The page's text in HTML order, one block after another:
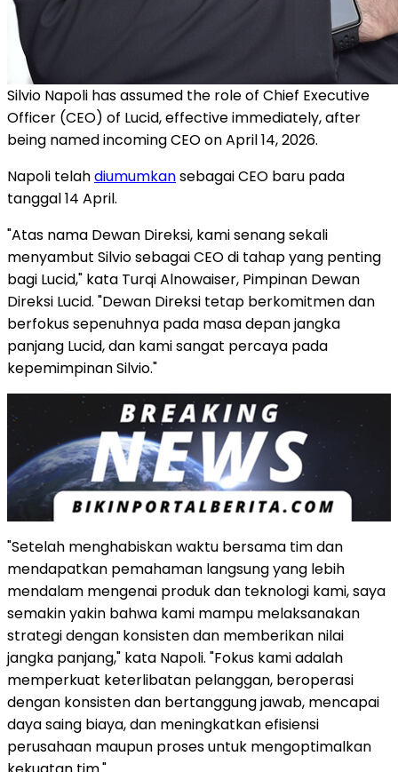
Silvio Napoli has assumed the role of Chief Executive
Officer (CEO) of Lucid, effective immediately, after
being named incoming CEO on April 14, 2026.
Napoli telahdiumumkansebagai CEO baru pada
tanggal 14 April.
"Atas nama Dewan Direksi, kami senang sekali
menyambut Silvio sebagai CEO di tahap yang penting
bagi Lucid," kata Turqi Alnowaiser, Pimpinan Dewan
Direksi Lucid. "Dewan Direksi tetap berkomitmen dan
berfokus sepenuhnya pada masa depan jangka
panjang Lucid, dan kami sangat percaya pada
kepemimpinan Silvio."
"Setelah menghabiskan waktu bersama tim dan
mendapatkan pemahaman langsung yang lebih
mendalam mengenai produk dan teknologi kami, saya
semakin yakin bahwa kami mampu melaksanakan
strategi dengan konsisten dan memberikan nilai
jangka panjang," kata Napoli. "Fokus kami adalah
memperkuat keterlibatan pelanggan, beroperasi
dengan konsisten dan bertanggung jawab, mencapai
daya saing biaya, dan meningkatkan efisiensi
perusahaan maupun proses untuk mengoptimalkan